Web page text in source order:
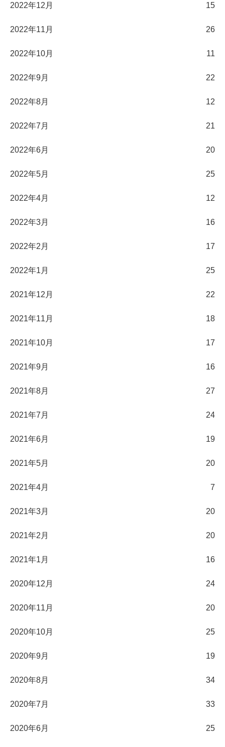
2022年12月 15
2022年11月 26
2022年10月 11
2022年9月 22
2022年8月 12
2022年7月 21
2022年6月 20
2022年5月 25
2022年4月 12
2022年3月 16
2022年2月 17
2022年1月 25
2021年12月 22
2021年11月 18
2021年10月 17
2021年9月 16
2021年8月 27
2021年7月 24
2021年6月 19
2021年5月 20
2021年4月 7
2021年3月 20
2021年2月 20
2021年1月 16
2020年12月 24
2020年11月 20
2020年10月 25
2020年9月 19
2020年8月 34
2020年7月 33
2020年6月 25